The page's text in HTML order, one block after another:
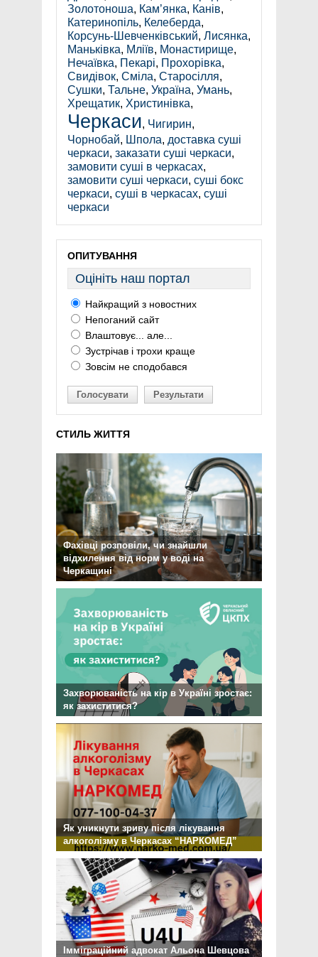
Золотоноша, Кам’янка, Канів,
Катеринопіль, Келеберда,
Корсунь-Шевченківський, Лисянка,
Маньківка, Мліїв, Монастирище,
Нечаївка, Пекарі, Прохорівка,
Свидівок, Сміла, Старосілля,
Сушки, Тальне, Україна, Умань,
Хрещатик, Христинівка,
Черкаси, Чигирин,
Чорнобай, Шпола, доставка суші
черкаси, заказати суші черкаси,
замовити суші в черкасах,
замовити суші черкаси, суші бокс
черкаси, суші в черкасах, суші
черкаси
ОПИТУВАННЯ
Оцініть наш портал
Найкращий з новостних
Непоганий сайт
Влаштовує... але...
Зустрічав і трохи краще
Зовсім не сподобався
Голосувати Результати
СТИЛЬ ЖИТТЯ
Фахівці розповіли, чи знайшли
відхилення від норм у воді на
Черкащині
Захворюваність на кір в Україні зростає:
як захиститися?
Як уникнути зриву після лікування
алкоголізму в Черкасах “НАРКОМЕД”
Імміграційний адвокат Альона Шевцова